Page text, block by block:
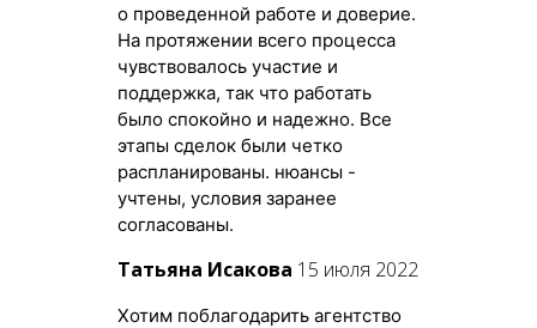
о проведенной работе и доверие.
На протяжении всего процесса
чувствовалось участие и
поддержка, так что работать
было спокойно и надежно. Все
этапы сделок были четко
распланированы. нюансы -
учтены, условия заранее
согласованы.
Татьяна Исакова 15 июля 2022
Хотим поблагодарить агентство